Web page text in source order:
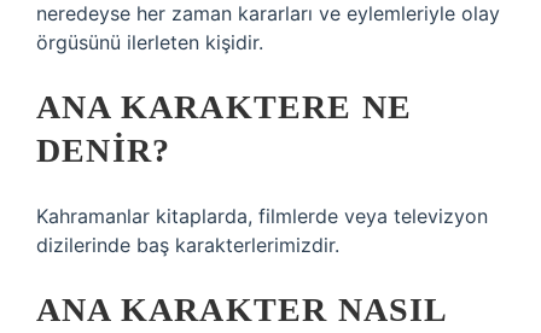
neredeyse her zaman kararları ve eylemleriyle olay
örgüsünü ilerleten kişidir.
ANA KARAKTERE NE
DENIR?
Kahramanlar kitaplarda, filmlerde veya televizyon
dizilerinde baş karakterlerimizdir.
ANA KARAKTER NASIL